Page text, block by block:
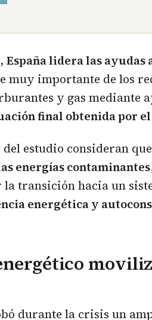
España lidera las ayudas
muy importante de los
y gas mediante
final obtenida por el
del estudio consideran que
energías contaminantes
transición hacia un
energética y
durante la crisis un